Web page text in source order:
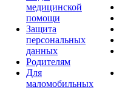
медицинской
помощи
Защита
персональных
данных
Родителям
Для
маломобильных